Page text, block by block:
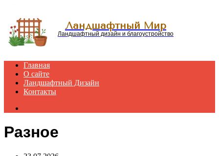
Ландшафтный Мир
Ландшафтный дизайн и благоустройство
Главная
О сайте
Ландшафтный Дизайн
Контакты
Разное